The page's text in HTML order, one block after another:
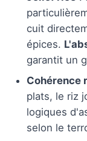
cuit
épices.
garantit un
Cohérence
plats, le riz
logiques
selon le